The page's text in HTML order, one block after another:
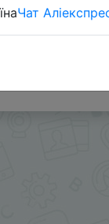
вас
Чат